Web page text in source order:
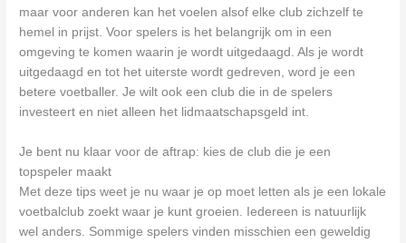
maar voor anderen kan het voelen alsof elke club zichzelf te
hemel in prijst. Voor spelers is het belangrijk om in een
omgeving te komen waarin je wordt uitgedaagd. Als je wordt
uitgedaagd en tot het uiterste wordt gedreven, word je een
betere voetballer. Je wilt ook een club die in de spelers
investeert en niet alleen het lidmaatschapsgeld int.
Je bent nu klaar voor de aftrap: kies de club die je een
topspeler maakt
Met deze tips weet je nu waar je op moet letten als je een lokale
voetbalclub zoekt waar je kunt groeien. Iedereen is natuurlijk
wel anders. Sommige spelers vinden misschien een geweldig